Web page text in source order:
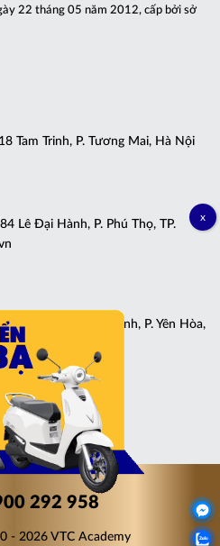
22 tháng 05 năm 2012, cấp bởi sở
Tam Trinh, P. Tương Mai, Hà Nội
Lê Đại Hành, P. Phú Thọ, TP.
Point, 219 Trung Kính, P. Yên Hòa,
Đà Nẵng
292 958
- 2026 VTC Academy